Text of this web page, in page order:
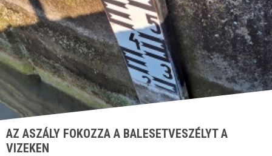
AZ ASZÁLY FOKOZZA A BALESETVESZÉLYT A
VIZEKEN